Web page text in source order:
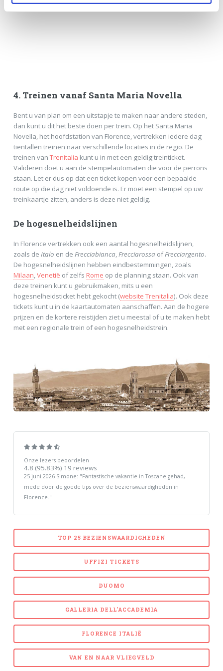
4. Treinen vanaf Santa Maria Novella
Bent u van plan om een uitstapje te maken naar andere steden,
dan kunt u dit het beste doen per trein. Op het Santa Maria
Novella, het hoofdstation van Florence, vertrekken iedere dag
tientallen treinen naar verschillende locaties in de regio. De
treinen van Trenitalia kunt u in met een geldig treinticket.
Valideren doet u aan de stempelautomaten die voor de perrons
staan. Let er dus op dat een ticket kopen voor een bepaalde
route op die dag niet voldoende is. Er moet een stempel op uw
treinkaartje zitten, anders is deze niet geldig.
De hogesnelheidslijnen
In Florence vertrekken ook een aantal hogesnelheidslijnen,
zoals de Italo en de Frecciabianca,Frecciarossa ofFrecciargento.
De hogesnelheidslijnen hebben eindbestemmingen, zoals
Milaan,Venetië of zelfs Rome op de planning staan. Ook van
deze treinen kunt u gebruikmaken, mits u een
hogesnelheidsticket hebt gekocht (website Trenitalia). Ook deze
tickets kunt u in de kaartautomaten aanschaffen. Aan de hogere
prijzen en de kortere reistijden ziet u meestal of u te maken hebt
met een regionale trein of een hogesnelheidstrein.
Onze lezers beoordelen
4.8 (95.83%) 19 reviews
25 juni 2026 Simone: "Fantastische vakantie in Toscane gehad,
mede door de goede tips over de bezienswaardigheden in
Florence. "
TOP 25 BEZIENSWAARDIGHEDEN
UFFIZI TICKETS
DUOMO
GALLERIA DELL'ACCADEMIA
FLORENCE ITALIË
VAN EN NAAR VLIEGVELD